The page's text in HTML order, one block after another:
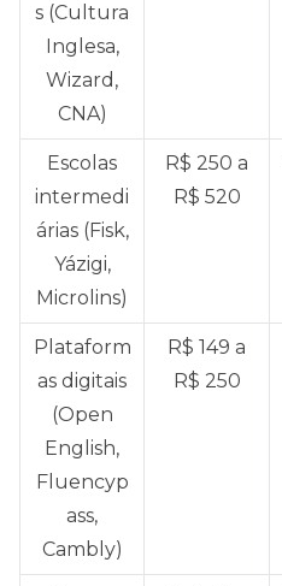
s (Cultura
Inglesa,
Wizard,
CNA)
Escolas
intermedi
árias (Fisk,
Yázigi,
Microlins)
R$ 250 a
R$ 520
Plataform
as digitais
(Open
English,
Fluencyp
ass,
Cambly)
R$ 149 a
R$ 250